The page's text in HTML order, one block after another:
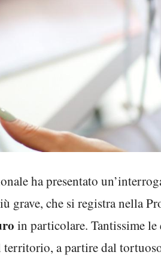
ha presentato
grave, che si registra nella
in particolare. Tantissime
a partire dal